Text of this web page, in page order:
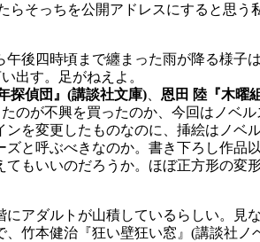
らそっちを公開アドレスにすると思
後四時頃まで纏まった雨が降る様子
出す。足がねえよ。
探偵団』(講談社文庫) 恩田 陸『木曜
のが不興を買ったのか、今回はノベ
を変更したものなのに、挿絵はノベ
と呼ぶべきなのか。書き下ろし作品
もいいのだろうか。ほぼ正方形の変
アダルトが山積しているらしい。見
竹本健治『狂い壁狂い窓』(講談社ノ